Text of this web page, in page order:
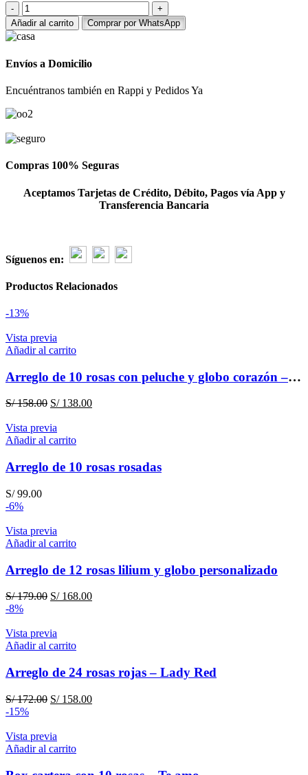
Arreglo
de
10
rosas
cantidad
Añadir al carrito Comprar por WhatsApp
Envíos a Domicilio
Encuéntranos también en Rappi y Pedidos Ya
Compras 100% Seguras
Aceptamos Tarjetas de Crédito, Débito, Pagos vía App y
Transferencia Bancaria
Síguenos en:
Productos Relacionados
-13%
Vista previa
Añadir al carrito
Arreglo de 10 rosas con peluche y globo corazón – Amor
S/158.00 El
original
era:
S/138.00El
Vista previa
Añadir al carrito
Arreglo de 10 rosas rosadas
S/99.00
-6%
Vista previa
Añadir al carrito
Arreglo de 12 rosas lilium y globo personalizado
S/179.00 El
era:
S/ 179.00.
S/168.00El
-8%
Vista previa
Añadir al carrito
Arreglo de 24 rosas rojas – Lady Red
S/172.00 El
era:
S/ 172.00.
S/158.00El
-15%
Vista previa
Añadir al carrito